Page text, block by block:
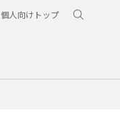
個人向けトップ